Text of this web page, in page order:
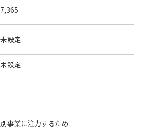
7,365
未設定
未設定
別事業に注力するため